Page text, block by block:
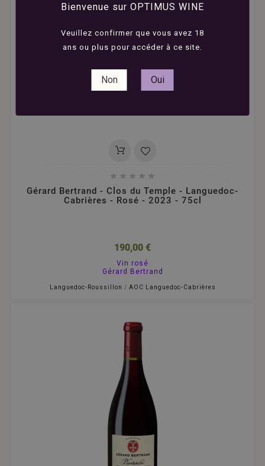
Bienvenue sur OPTIMUS WINE
Veuillez confirmer que vous avez 18
ans ou plus pour accéder à ce site.
Non Oui
    
Gérard Bertrand - Clos du Temple - Languedoc-
Cabrières - Rosé - 2023 - 75cl
190,00 €
Vin rosé
Gérard Bertrand
Languedoc-Roussillon / AOC Languedoc-Cabrières